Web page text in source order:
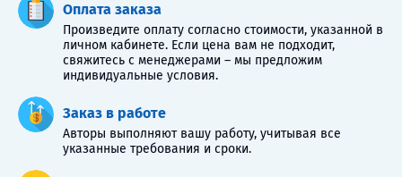
Оплата заказа
Произведите оплату согласно стоимости, указанной в
личном кабинете. Если цена вам не подходит,
свяжитесь с менеджерами – мы предложим
индивидуальные условия.
Заказ в работе
Авторы выполняют вашу работу, учитывая все
указанные требования и сроки.